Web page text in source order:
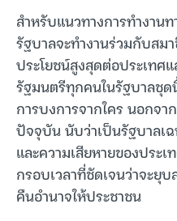
สำหรับแนวทางการทำงาน
รัฐบาลจะทำงานร่วมกับสม
ประโยชน์สูงสุดต่อประเทศ
รัฐมนตรีทุกคนในรัฐบาลชุด
การบงการจากใคร นอกจ
ปัจจุบัน นับว่าเป็นรัฐบาลเ
และความเสียหายของประ
กรอบเวลาที่ชัดเจนว่าจะยุ
คืนอำนาจให้ประชาชน